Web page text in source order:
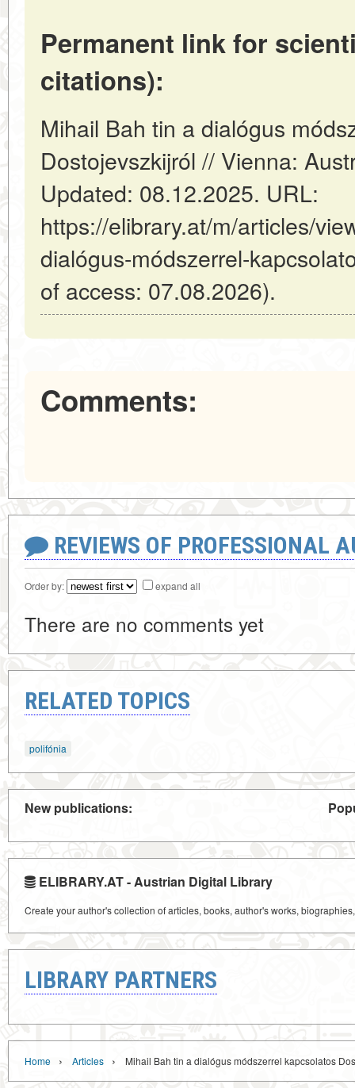
Permanent link for
citations):
Mihail Bah tin a dialógus
Dostojevszkijról // Vienna:
Updated: 08.12.2025. URL:
https://elibrary.at/m/articles/
dialógus-módszerrel-
of access: 07.08.2026).
Comments:
REVIEWS OF PROFESSIONAL
Order by: expand all
There are no comments yet
RELATED TOPICS
polifónia
New publications:
ELIBRARY.AT - Austrian Digital Library
Create your author's collection of articles, books, author's works,
LIBRARY PARTNERS
Home › Articles › Mihail Bah tin a dialógus módszerrel kapcsolatos